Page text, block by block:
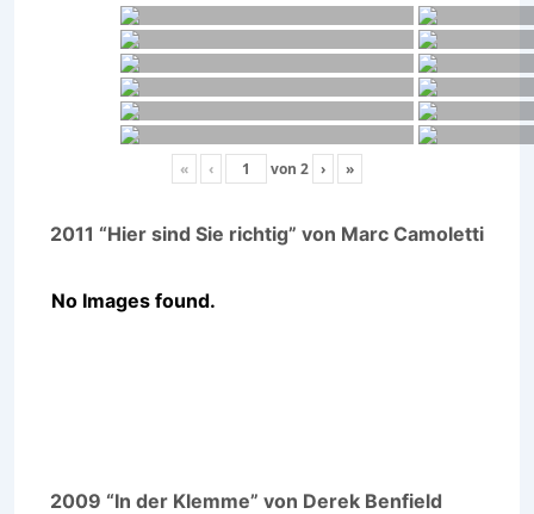
« ‹ von 2 › »
2011 “Hier sind Sie richtig” von Marc Camoletti
No Images found.
2009 “In der Klemme” von Derek Benfield